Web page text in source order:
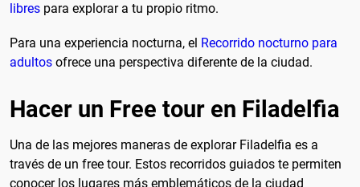
libres para explorar a tu propio ritmo.
Para una experiencia nocturna, el Recorrido nocturno para
adultos ofrece una perspectiva diferente de la ciudad.
Hacer un Free tour en Filadelfia
Una de las mejores maneras de explorar Filadelfia es a
través de un free tour. Estos recorridos guiados te permiten
conocer los lugares más emblemáticos de la ciudad